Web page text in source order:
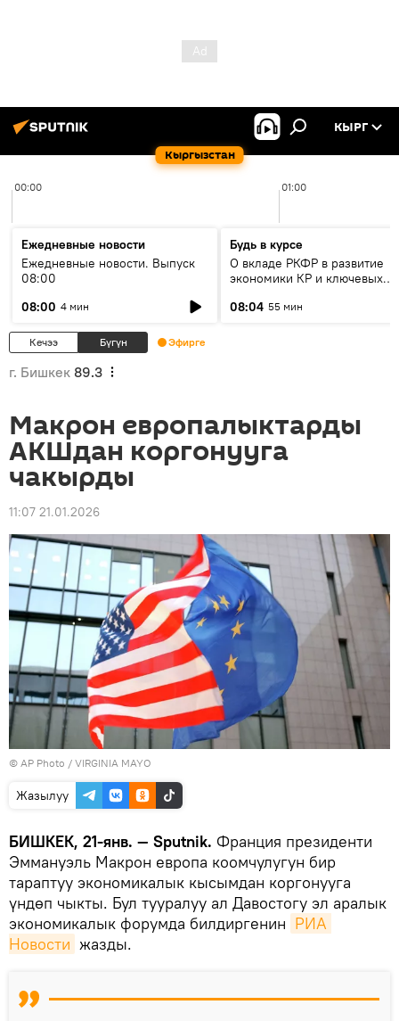
Кыргызстан
КЫРГ
00:00 01:00
Ежедневные новости
Ежедневные новости. Выпуск
08:00
08:00 4 мин
Будь в курсе
О вкладе РКФР в развитие
экономики КР и ключевых
08:04 55 мин
Кечээ Бүгүн Эфирге
г. Бишкек 89.3
Макрон европалыктарды
АКШдан коргонууга
чакырды
11:07 21.01.2026
© AP Photo / VIRGINIA MAYO
Жазылуу
БИШКЕК, 21-янв. — Sputnik. Франция президенти
Эммануэль Макрон европа коомчулугун бир
тараптуу экономикалык кысымдан коргонууга
үндөп чыкты. Бул тууралуу ал Давостогу эл аралык
экономикалык форумда билдиргенин РИА
Новости жазды.